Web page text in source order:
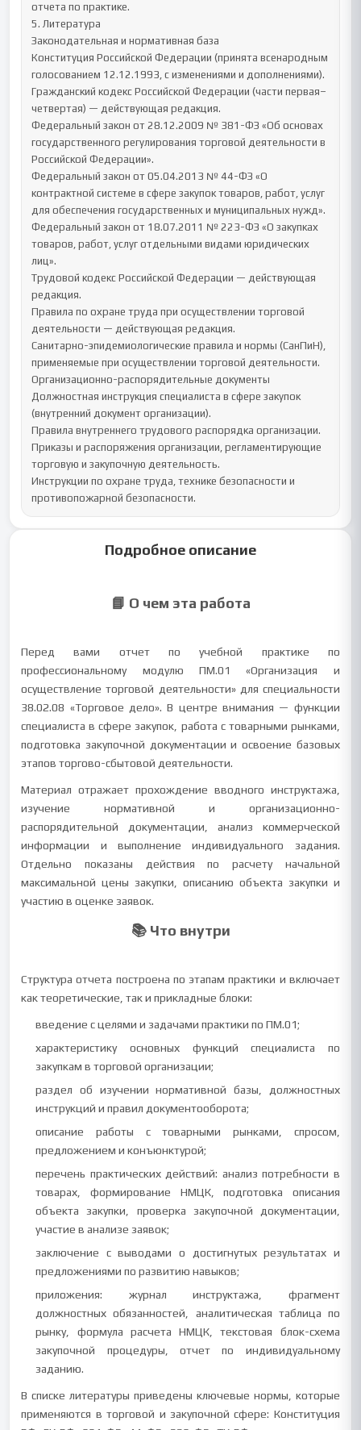
отчета по практике.
5. Литература
Законодательная и нормативная база
Конституция Российской Федерации (принята всенародным
голосованием 12.12.1993, с изменениями и дополнениями).
Гражданский кодекс Российской Федерации (части первая–
четвертая) — действующая редакция.
Федеральный закон от 28.12.2009 № 381-ФЗ «Об основах
государственного регулирования торговой деятельности в
Российской Федерации».
Федеральный закон от 05.04.2013 № 44-ФЗ «О
контрактной системе в сфере закупок товаров, работ, услуг
для обеспечения государственных и муниципальных нужд».
Федеральный закон от 18.07.2011 № 223-ФЗ «О закупках
товаров, работ, услуг отдельными видами юридических
лиц».
Трудовой кодекс Российской Федерации — действующая
редакция.
Правила по охране труда при осуществлении торговой
деятельности — действующая редакция.
Санитарно-эпидемиологические правила и нормы (СанПиН),
применяемые при осуществлении торговой деятельности.
Организационно-распорядительные документы
Должностная инструкция специалиста в сфере закупок
(внутренний документ организации).
Правила внутреннего трудового распорядка организации.
Приказы и распоряжения организации, регламентирующие
торговую и закупочную деятельность.
Инструкции по охране труда, технике безопасности и
противопожарной безопасности.
Подробное описание
📘 О чем эта работа
Перед вами отчет по учебной практике по
профессиональному модулю ПМ.01 «Организация и
осуществление торговой деятельности» для специальности
38.02.08 «Торговое дело». В центре внимания — функции
специалиста в сфере закупок, работа с товарными рынками,
подготовка закупочной документации и освоение базовых
этапов торгово-сбытовой деятельности.
Материал отражает прохождение вводного инструктажа,
изучение нормативной и организационно-
распорядительной документации, анализ коммерческой
информации и выполнение индивидуального задания.
Отдельно показаны действия по расчету начальной
максимальной цены закупки, описанию объекта закупки и
участию в оценке заявок.
📚 Что внутри
Структура отчета построена по этапам практики и включает
как теоретические, так и прикладные блоки:
введение с целями и задачами практики по ПМ.01;
характеристику основных функций специалиста по
закупкам в торговой организации;
раздел об изучении нормативной базы, должностных
инструкций и правил документооборота;
описание работы с товарными рынками, спросом,
предложением и конъюнктурой;
перечень практических действий: анализ потребности в
товарах, формирование НМЦК, подготовка описания
объекта закупки, проверка закупочной документации,
участие в анализе заявок;
заключение с выводами о достигнутых результатах и
предложениями по развитию навыков;
приложения: журнал инструктажа, фрагмент
должностных обязанностей, аналитическая таблица по
рынку, формула расчета НМЦК, текстовая блок-схема
закупочной процедуры, отчет по индивидуальному
заданию.
В списке литературы приведены ключевые нормы, которые
применяются в торговой и закупочной сфере: Конституция